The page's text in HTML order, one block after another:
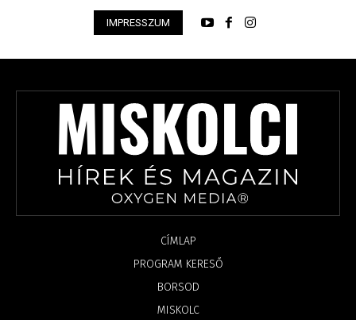
IMPRESSZUM
CÍMLAP
PROGRAM KERESŐ
BORSOD
MISKOLC